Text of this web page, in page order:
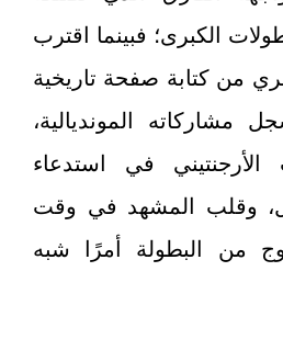
الكبرى؛ فبينما اقترب
من كتابة صفحة تاريخية
مشاركاته المونديالية،
الأرجنتيني في استدعاء
وقلب المشهد في وقت
من البطولة أمرًا شبه